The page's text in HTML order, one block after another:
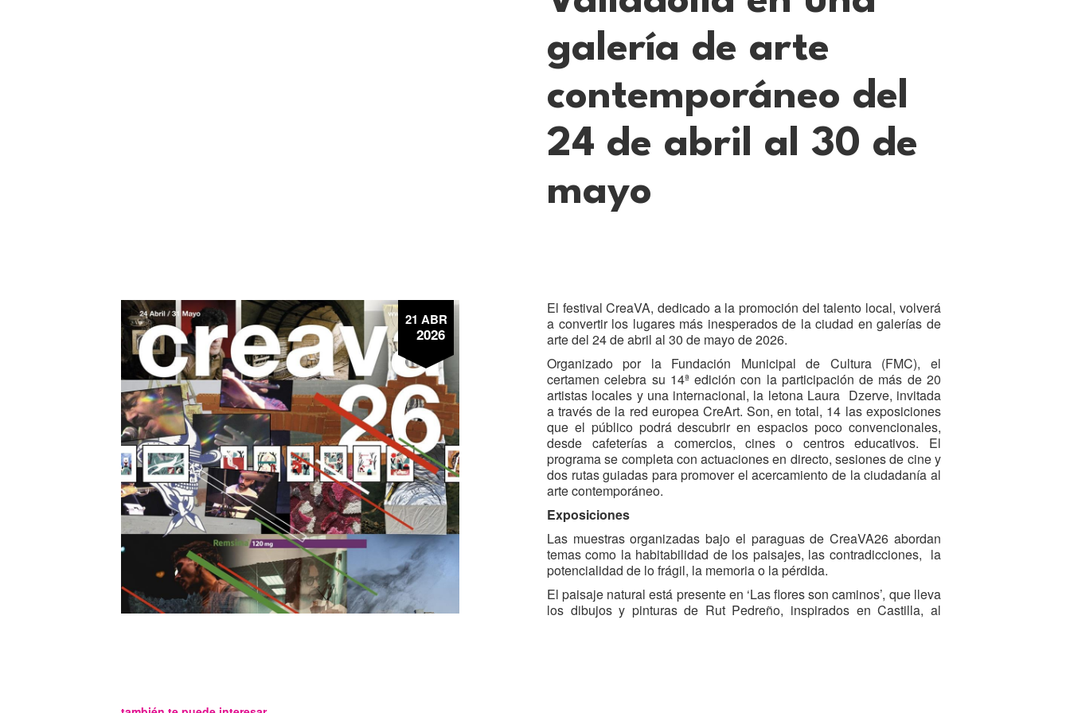
galería de arte
contemporáneo del
24 de abril al 30 de
mayo
21 ABR
2026
El festival CreaVA, dedicado a la promoción del talento local, volverá
a convertir los lugares más inesperados de la ciudad en galerías de
arte del 24 de abril al 30 de mayo de 2026.
Organizado por la Fundación Municipal de Cultura (FMC), el
certamen celebra su 14ª edición con la participación de más de 20
artistas locales y una internacional, la letona Laura Dzerve, invitada
a través de la red europea CreArt. Son, en total, 14 las exposiciones
que el público podrá descubrir en espacios poco convencionales,
desde cafeterías a comercios, cines o centros educativos. El
programa se completa con actuaciones en directo, sesiones de cine y
dos rutas guiadas para promover el acercamiento de la ciudadanía al
arte contemporáneo.
Exposiciones
Las muestras organizadas bajo el paraguas de CreaVA26 abordan
temas como la habitabilidad de los paisajes, las contradicciones, la
potencialidad de lo frágil, la memoria o la pérdida.
El paisaje natural está presente en ‘Las flores son caminos’, que lleva
los dibujos y pinturas de Rut Pedreño, inspirados en Castilla, al